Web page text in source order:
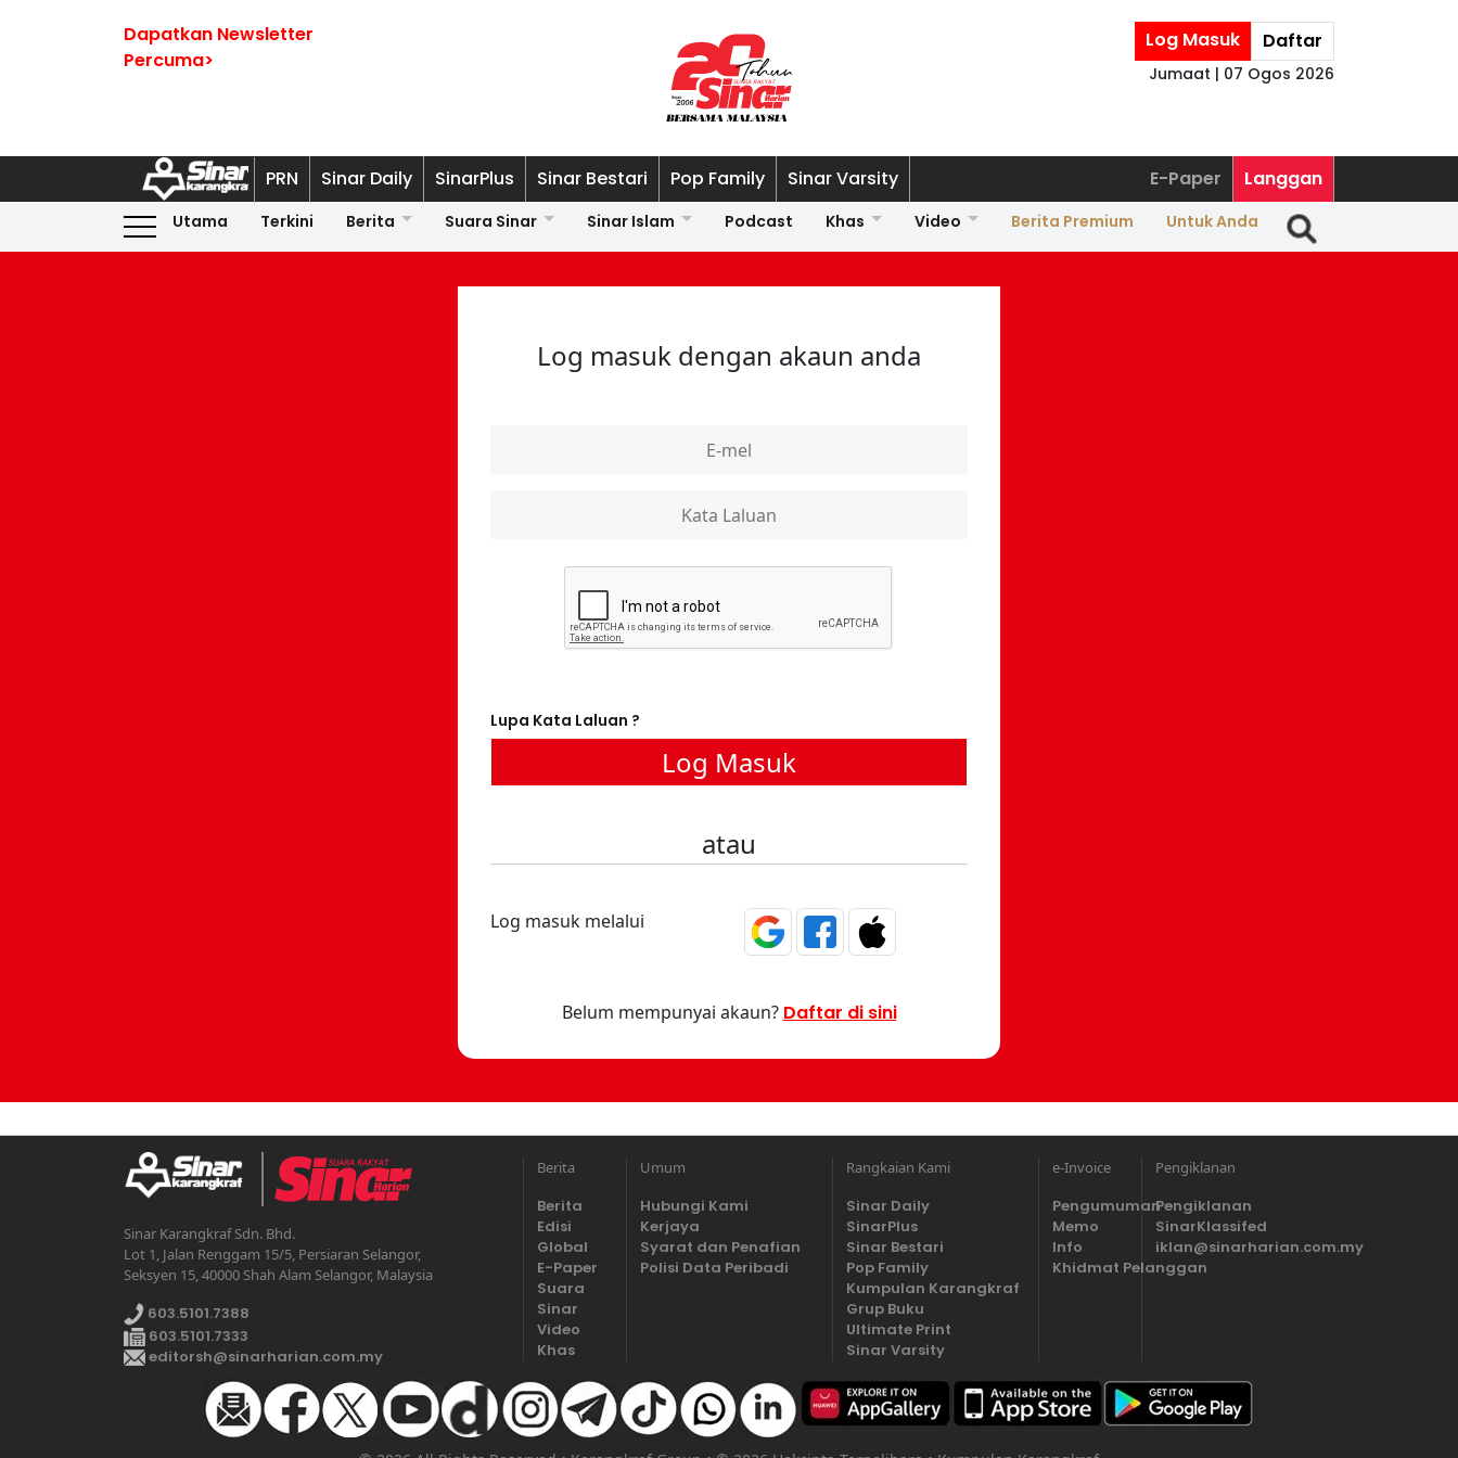
Dapatkan Newsletter
Percuma>
Log Masuk Daftar
Jumaat | 07 Ogos 2026
PRN Sinar Daily SinarPlus Sinar Bestari Pop Family Sinar Varsity E-Paper Langgan
Utama Terkini Berita Suara Sinar Sinar Islam Podcast Khas Video Berita Premium Untuk Anda
Log masuk dengan akaun anda
Lupa Kata Laluan ?
atau
Log masuk melalui
Belum mempunyai akaun? Daftar di sini
Sinar Karangkraf Sdn. Bhd.
Lot 1, Jalan Renggam 15/5, Persiaran Selangor,
Seksyen 15, 40000 Shah Alam Selangor, Malaysia
603.5101.7388
603.5101.7333
editorsh@sinarharian.com.my
Berita
Berita
Edisi
Global
E-Paper
Suara
Sinar
Video
Khas
Umum
Hubungi Kami
Kerjaya
Syarat dan Penafian
Polisi Data Peribadi
Rangkaian Kami
Sinar Daily
SinarPlus
Sinar Bestari
Pop Family
Kumpulan Karangkraf
Grup Buku
Ultimate Print
Sinar Varsity
e-Invoice
Pengumuman
Memo
Info
Khidmat Pelanggan
Pengiklanan
Pengiklanan
SinarKlassifed
iklan@sinarharian.com.my